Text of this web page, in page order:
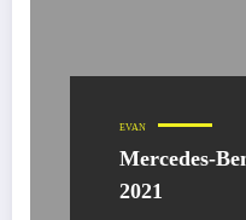
EVAN
Mercedes-
2021